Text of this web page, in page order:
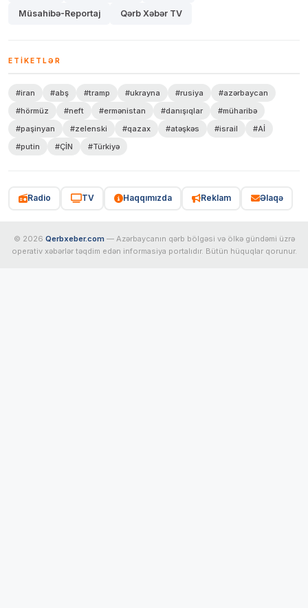
Müsahibə-Reportaj Qərb Xəbər TV
ETIKETLƏR
#iran #abş #tramp #ukrayna #rusiya
#azərbaycan
#hörmüz
#neft #ermənistan #danışıqlar
#müharibə
#paşinyan
#zelenski #qazax #atəşkəs #israil
#Aİ
#putin
#ÇİN #Türkiyə
Radio TV Haqqımızda Reklam Əlaqə
© 2026 Qerbxeber.com — Azərbaycanın qərb bölgəsi və ölkə gündəmi üzrə
operativ xəbərlər təqdim edən informasiya portalıdır. Bütün hüquqlar qorunur.